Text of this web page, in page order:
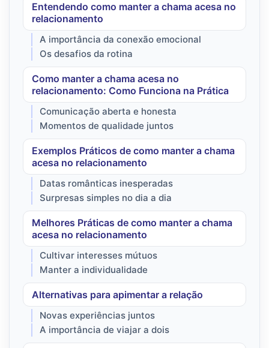
Entendendo como manter a chama acesa no
relacionamento
A importância da conexão emocional
Os desafios da rotina
Como manter a chama acesa no
relacionamento: Como Funciona na Prática
Comunicação aberta e honesta
Momentos de qualidade juntos
Exemplos Práticos de como manter a chama
acesa no relacionamento
Datas românticas inesperadas
Surpresas simples no dia a dia
Melhores Práticas de como manter a chama
acesa no relacionamento
Cultivar interesses mútuos
Manter a individualidade
Alternativas para apimentar a relação
Novas experiências juntos
A importância de viajar a dois